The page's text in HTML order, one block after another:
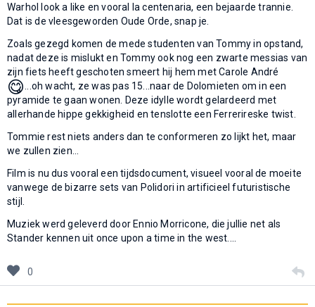
Warhol look a like en vooral la centenaria, een bejaarde trannie.
Dat is de vleesgeworden Oude Orde, snap je.
Zoals gezegd komen de mede studenten van Tommy in opstand,
nadat deze is mislukt en Tommy ook nog een zwarte messias van
zijn fiets heeft geschoten smeert hij hem met Carole André
😋 ...oh wacht, ze was pas 15...naar de Dolomieten om in een
pyramide te gaan wonen. Deze idylle wordt gelardeerd met
allerhande hippe gekkigheid en tenslotte een Ferrerireske twist.
Tommie rest niets anders dan te conformeren zo lijkt het, maar
we zullen zien...
Film is nu dus vooral een tijdsdocument, visueel vooral de moeite
vanwege de bizarre sets van Polidori in artificieel futuristische
stijl.
Muziek werd geleverd door Ennio Morricone, die jullie net als
Stander kennen uit once upon a time in the west....
0